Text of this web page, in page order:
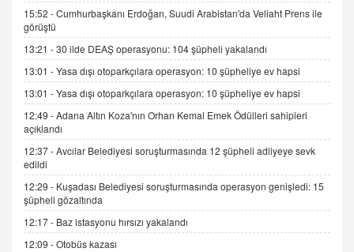
15.09.2025 16:17
SEHER EREK
Kış Ayları Geldi, Hangi Önlemler Alınmalı?
9.12.2025 10:11
İNCİ GÜL AKÖL
06.07.2026 13:00
ADEM AKÖL
Esed Destekçilerinin Yüzüne Vurulan Şamar:
Sednaya
11.12.2024 12:30
15:52 -Cumhurbaşkanı Erdoğan, Suudi Arabistan'da Veliaht Prens ile
görüştü
13:21 -30 ilde DEAŞ operasyonu: 104 şüpheli yakalandı
13:01 -Yasa dışı otoparkçılara operasyon: 10 şüpheliye ev hapsi
13:01 -Yasa dışı otoparkçılara operasyon: 10 şüpheliye ev hapsi
12:49 -Adana Altın Koza'nın Orhan Kemal Emek Ödülleri sahipleri
açıklandı
12:37 -Avcılar Belediyesi soruşturmasında 12 şüpheli adliyeye sevk
edildi
12:29 - Kuşadası Belediyesi soruşturmasında operasyon genişledi: 15
şüpheli gözaltında
12:17 - Baz istasyonu hırsızı yakalandı
12:09 -Otobüs kazası